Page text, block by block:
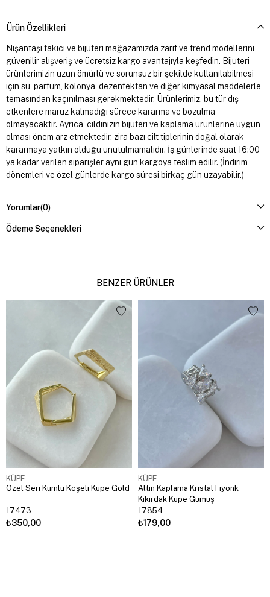
Ürün Özellikleri
Nişantaşı takıcı ve bijuteri mağazamızda zarif ve trend modellerini
güvenilir alışveriş ve ücretsiz kargo avantajıyla keşfedin. Bijuteri
ürünlerimizin uzun ömürlü ve sorunsuz bir şekilde kullanılabilmesi
için su, parfüm, kolonya, dezenfektan ve diğer kimyasal maddelerle
temasından kaçınılması gerekmektedir. Ürünlerimiz, bu tür dış
etkenlere maruz kalmadığı sürece kararma ve bozulma
olmayacaktır. Ayrıca, cildinizin bijuteri ve kaplama ürünlerine uygun
olması önem arz etmektedir, zira bazı cilt tiplerinin doğal olarak
kararmaya yatkın olduğu unutulmamalıdır. İş günlerinde saat 16:00
ya kadar verilen siparişler aynı gün kargoya teslim edilir. (İndirim
dönemleri ve özel günlerde kargo süresi birkaç gün uzayabilir.)
Yorumlar(0)
Ödeme Seçenekleri
BENZER ÜRÜNLER
KÜPE
Özel Seri Kumlu Köşeli Küpe Gold
17473
₺350,00
KÜPE
Altın Kaplama Kristal Fiyonk
Kıkırdak Küpe Gümüş
17854
₺179,00